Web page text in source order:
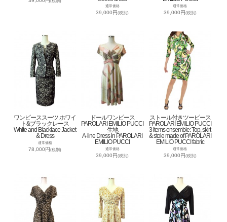
通常価格
39,000円(税別)
通常価格
39,000円(税別)
ワンピーススーツ ホワイ
ト&ブラックレース
White and Blacklace Jacket
& Dress
通常価格
78,000円(税別)
ドールワンピース
PAROLARI EMILIO PUCCI
生地
A-line Dress in PAROLARI
EMILIO PUCCI
通常価格
39,000円(税別)
ストール付きツーピース
PAROLARI EMILIO PUCCI
3 items ensemble: Top, skirt
& stole made of PAROLARI
EMILIO PUCCI fabric
通常価格
39,000円(税別)